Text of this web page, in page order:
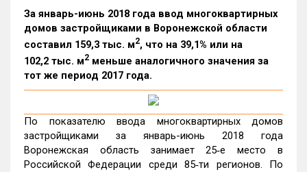
За январь-июнь 2018 года ввод многоквартирных
домов застройщиками в Воронежской области
составил 159,3 тыс. м2, что на 39,1% или на
102,2 тыс. м2 меньше аналогичного значения за
тот же период 2017 года.
По показателю ввода многоквартирных домов
застройщиками за январь-июнь 2018 года
Воронежская область занимает 25‑е место в
Российской Федерации среди 85‑ти регионов. По